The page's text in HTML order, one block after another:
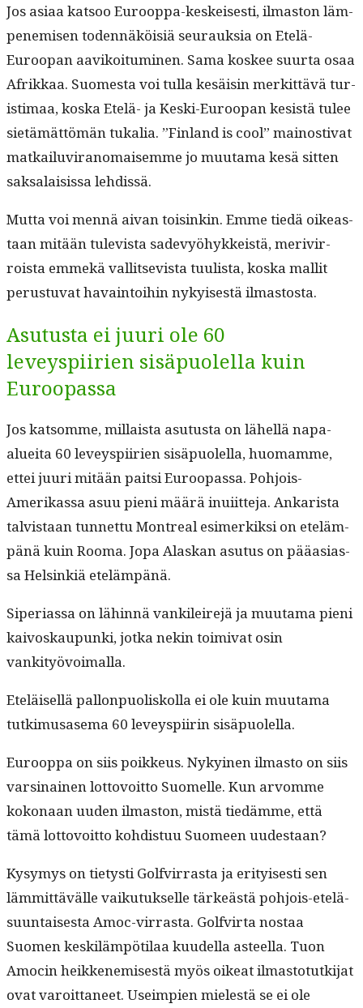
Jos asi­aa kat­soo Euroop­pa-keskeis­es­ti, ilmas­ton läm­
pen­e­misen toden­näköisiä seu­rauk­sia on Etelä-
Euroopan aavikoi­tu­mi­nen. Sama kos­kee suur­ta osaa
Afrikkaa. Suomes­ta voi tul­la kesäisin merkit­tävä tur­
is­ti­maa, kos­ka Etelä- ja Kes­ki-Euroopan kesistä tulee
sietämät­tömän tukalia. ”Fin­land is cool” main­os­ti­vat
matkailu­vi­ra­nomaisemme jo muu­ta­ma kesä sit­ten
sak­salai­sis­sa lehdissä.
Mut­ta voi men­nä aivan toisinkin. Emme tiedä oikeas­
t­aan mitään tule­vista sade­vyöhykkeistä, merivir­
roista emmekä val­lit­se­vista tuulista, kos­ka mallit
perus­tu­vat havain­toi­hin nykyis­es­tä ilmastosta.
Asutusta ei juuri ole 60
leveyspiirien sisäpuolella kuin
Euroopassa
Jos kat­somme, mil­laista asu­tus­ta on lähel­lä napa-
aluei­ta 60 lev­eyspi­irien sisäpuolel­la, huo­mamme,
ettei juuri mitään pait­si Euroopas­sa. Pohjois-
Amerikas­sa asuu pieni määrä inui­it­te­ja. Ankarista
talvis­taan tun­net­tu Mon­tre­al esimerkik­si on eteläm­
pänä kuin Rooma. Jopa Alaskan asu­tus on pääasi­as­
sa Helsinkiä etelämpänä.
Siperi­as­sa on lähin­nä vankileire­jä ja muu­ta­ma pieni
kaivoskaupun­ki, jot­ka nekin toimi­vat osin
vankityövoimalla.
Eteläisel­lä pal­lon­puoliskol­la ei ole kuin muu­ta­ma
tutkimusase­ma 60 lev­eyspi­irin sisäpuolella.
Euroop­pa on siis poikkeus. Nykyi­nen ilmas­to on siis
varsi­nainen lot­tovoit­to Suomelle. Kun arvomme
kokon­aan uuden ilmas­ton, mis­tä tiedämme, että
tämä lot­tovoit­to kohdis­tuu Suomeen uudestaan?
Kysymys on tietysti Golfvir­ras­ta ja eri­tyis­es­ti sen
läm­mit­tävälle vaiku­tuk­selle tärkeästä pohjois-etelä­
su­un­tais­es­ta Amoc-vir­ras­ta. Golfvir­ta nos­taa
Suomen keskiläm­pöti­laa kuudel­la asteel­la. Tuon
Amocin heikken­e­mis­es­tä myös oikeat ilmas­to­tutk­i­jat
ovat varoit­ta­neet. Useimpi­en mielestä se ei ole